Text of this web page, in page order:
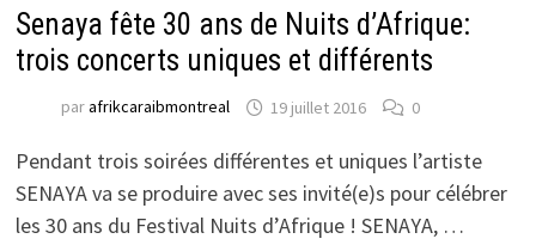
Senaya fête 30 ans de Nuits d’Afrique:
trois concerts uniques et différents
parafrikcaraibmontreal 19 juillet 2016 0
Pendant trois soirées différentes et uniques l’artiste
SENAYA va se produire avec ses invité(e)s pour célébrer
les 30 ans du Festival Nuits d’Afrique ! SENAYA, …